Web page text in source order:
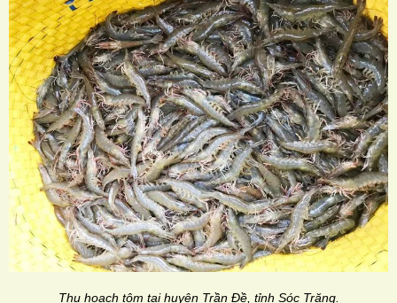
Thu hoạch tôm tại huyện Trần Đề, tỉnh Sóc Trăng.